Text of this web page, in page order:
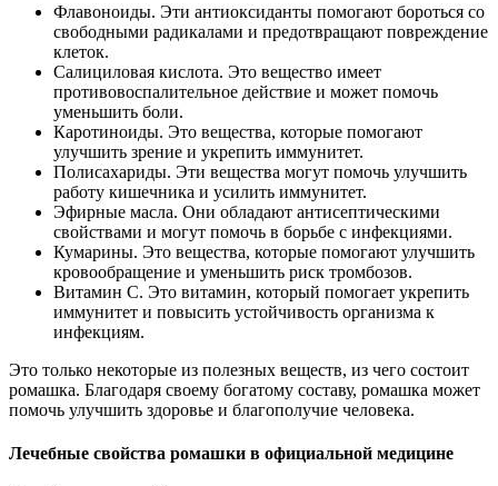
Флавоноиды. Эти антиоксиданты помогают бороться со
свободными радикалами и предотвращают повреждение
клеток.
Салициловая кислота. Это вещество имеет
противовоспалительное действие и может помочь
уменьшить боли.
Каротиноиды. Это вещества, которые помогают
улучшить зрение и укрепить иммунитет.
Полисахариды. Эти вещества могут помочь улучшить
работу кишечника и усилить иммунитет.
Эфирные масла. Они обладают антисептическими
свойствами и могут помочь в борьбе с инфекциями.
Кумарины. Это вещества, которые помогают улучшить
кровообращение и уменьшить риск тромбозов.
Витамин С. Это витамин, который помогает укрепить
иммунитет и повысить устойчивость организма к
инфекциям.
Это только некоторые из полезных веществ, из чего состоит
ромашка. Благодаря своему богатому составу, ромашка может
помочь улучшить здоровье и благополучие человека.
Лечебные свойства ромашки в официальной медицине